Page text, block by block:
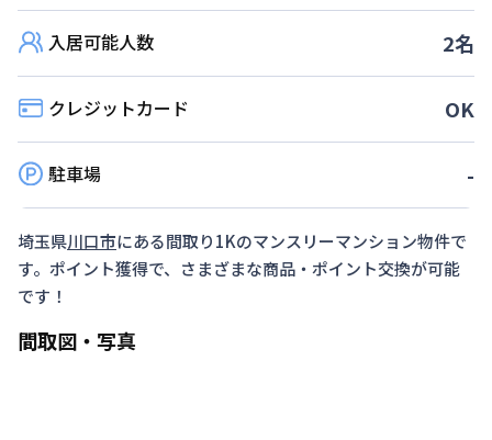
入居可能人数 2名
クレジットカード OK
駐車場 -
埼玉県川口市にある間取り1Kのマンスリーマンション物件で
す。ポイント獲得で、さまざまな商品・ポイント交換が可能
です！
間取図・写真